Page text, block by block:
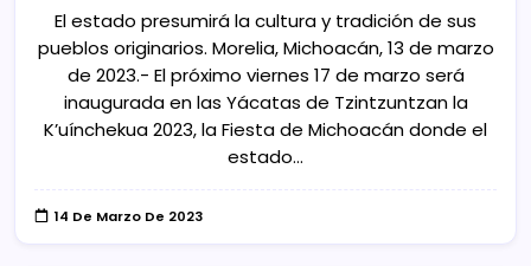
El estado presumirá la cultura y tradición de sus
pueblos originarios. Morelia, Michoacán, 13 de marzo
de 2023.- El próximo viernes 17 de marzo será
inaugurada en las Yácatas de Tzintzuntzan la
K’uínchekua 2023, la Fiesta de Michoacán donde el
estado…
14 De Marzo De 2023